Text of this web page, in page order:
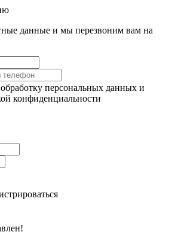
данные и мы перезвоним вам на
персональных данных и
конфиденциальности